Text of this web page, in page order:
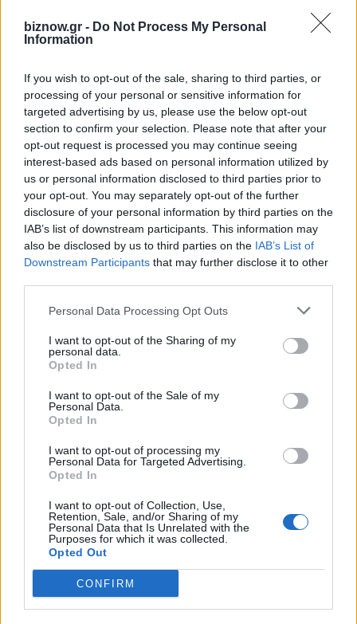
biznow.gr - Do Not Process My Personal
Information
If you wish to opt-out of the sale, sharing to third parties, or
processing of your personal or sensitive information for
targeted advertising by us, please use the below opt-out
section to confirm your selection. Please note that after your
opt-out request is processed you may continue seeing
interest-based ads based on personal information utilized by
us or personal information disclosed to third parties prior to
your opt-out. You may separately opt-out of the further
disclosure of your personal information by third parties on the
IAB’s list of downstream participants. This information may
also be disclosed by us to third parties on the IAB’s List of
Downstream Participants that may further disclose it to other
Personal Data Processing Opt Outs
I want to opt-out of the Sharing of my
personal data.
Opted In
I want to opt-out of the Sale of my
Personal Data.
Opted In
I want to opt-out of processing my
Personal Data for Targeted Advertising.
Opted In
I want to opt-out of Collection, Use,
Retention, Sale, and/or Sharing of my
Personal Data that Is Unrelated with the
Purposes for which it was collected.
Opted Out
CONFIRM
ΤΕΛΕΥΤΑΊΑ ΝΈΑ
τις γεωπολιτικές πιέσεις
7 Αυγούστου 2026
Κατά 38,2% αυξήθηκαν οι κρατικές
πιστώσεις R&D στην Ελλάδα από το
2015
7 Αυγούστου 2026
Κεντρικός ο ρόλος των ΜμΕ στην
ευρωπαϊκή άμυνα, αλλά τα εμπόδια
7 Αυγούστου 2026
Νέους κανόνες για τουριστικές
7 Αυγούστου 2026
AEGEAN: Εξυπηρέτησε για πρώτη
φορά περισσοτέρους από 2
6 Αυγούστου 2026
κρασιά στην κορυφαία σχέση
ποιότητας-τιμής